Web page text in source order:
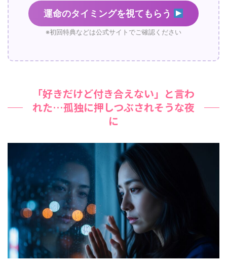
運命のタイミングを視てもらう
※初回特典などは公式サイトでご確認ください
「好きだけど付き合えない」と言わ
れた…孤独に押しつぶされそうな夜
に